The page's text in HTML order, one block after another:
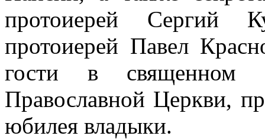
протоиерей Сергий
протоиерей Павел
гости в священном
Православной Церкви,
юбилея владыки.